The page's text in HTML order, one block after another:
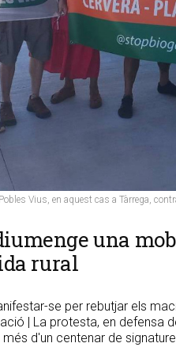
Vius, en aquest cas a Tàrrega,
una
rural
se per rebutjar els
| La protesta, en defensa
d'un centenar de